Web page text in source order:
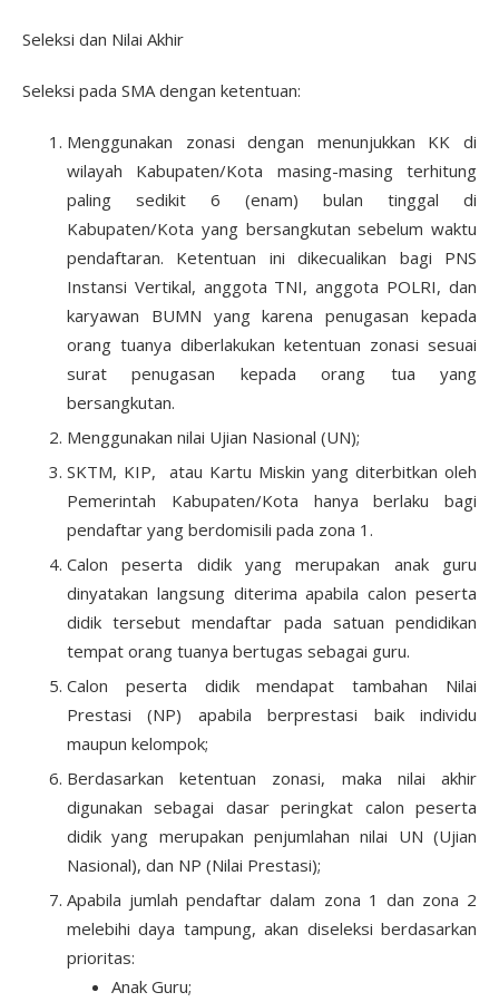
Seleksi dan Nilai Akhir
Seleksi pada SMA dengan ketentuan:
Menggunakan zonasi dengan menunjukkan KK di
wilayah Kabupaten/Kota masing-masing terhitung
paling sedikit 6 (enam) bulan tinggal di
Kabupaten/Kota yang bersangkutan sebelum waktu
pendaftaran. Ketentuan ini dikecualikan bagi PNS
Instansi Vertikal, anggota TNI, anggota POLRI, dan
karyawan BUMN yang karena penugasan kepada
orang tuanya diberlakukan ketentuan zonasi sesuai
surat penugasan kepada orang tua yang
bersangkutan.
Menggunakan nilai Ujian Nasional (UN);
SKTM, KIP, atau Kartu Miskin yang diterbitkan oleh
Pemerintah Kabupaten/Kota hanya berlaku bagi
pendaftar yang berdomisili pada zona 1.
Calon peserta didik yang merupakan anak guru
dinyatakan langsung diterima apabila calon peserta
didik tersebut mendaftar pada satuan pendidikan
tempat orang tuanya bertugas sebagai guru.
Calon peserta didik mendapat tambahan Nilai
Prestasi (NP) apabila berprestasi baik individu
maupun kelompok;
Berdasarkan ketentuan zonasi, maka nilai akhir
digunakan sebagai dasar peringkat calon peserta
didik yang merupakan penjumlahan nilai UN (Ujian
Nasional), dan NP (Nilai Prestasi);
Apabila jumlah pendaftar dalam zona 1 dan zona 2
melebihi daya tampung, akan diseleksi berdasarkan
prioritas:
Anak Guru;